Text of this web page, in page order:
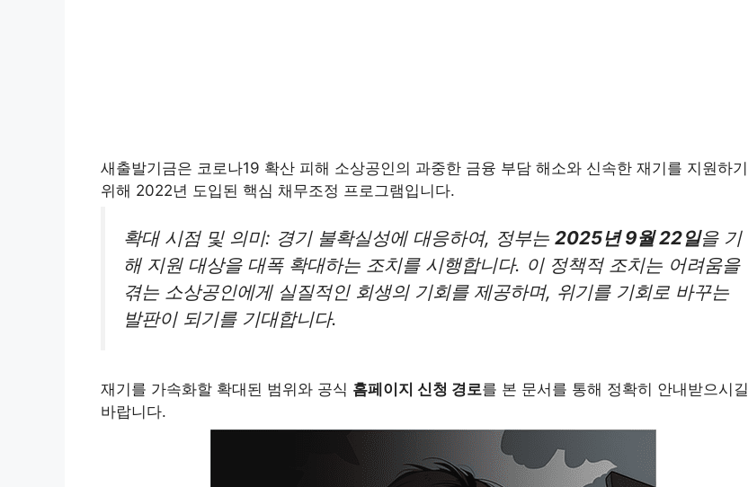
새출발기금은 코로나19 확산 피해 소상공인의 과중한 금융 부담 해소와 신속한 재기를 지원하기
위해 2022년 도입된 핵심 채무조정 프로그램입니다.
확대 시점 및 의미: 경기 불확실성에 대응하여, 정부는 2025년 9월 22일을 기
해 지원 대상을 대폭 확대하는 조치를 시행합니다. 이 정책적 조치는 어려움을
겪는 소상공인에게 실질적인 회생의 기회를 제공하며, 위기를 기회로 바꾸는
발판이 되기를 기대합니다.
재기를 가속화할 확대된 범위와 공식 홈페이지 신청 경로를 본 문서를 통해 정확히 안내받으시길
바랍니다.